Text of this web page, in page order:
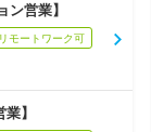
営業】
リモートワーク可
】